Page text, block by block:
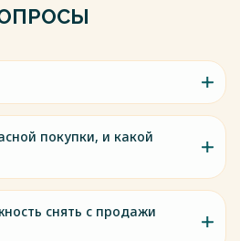
покупки, и какой
снять с продажи